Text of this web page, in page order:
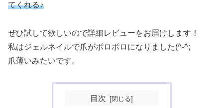
てくれる♪
ぜひ試して欲しいので詳細レビューをお届けします！
私はジェルネイルで爪がボロボロになりました(^-^;
爪薄いみたいです。
目次